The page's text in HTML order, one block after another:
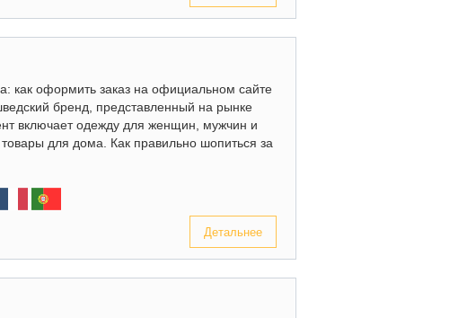
как оформить заказ на официальном сайте
бренд, представленный на рынке
включает одежду для женщин, мужчин и
для дома. Как правильно шопиться за
Детальнее